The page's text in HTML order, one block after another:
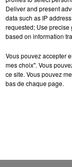
fg-
dance, EDM,
de-
Deliver and present
data such as IP
requested; Use precise
based on information
Vous pouvez accepter
mes choix". Vous
ce site. Vous pouvez
bas de chaque page.